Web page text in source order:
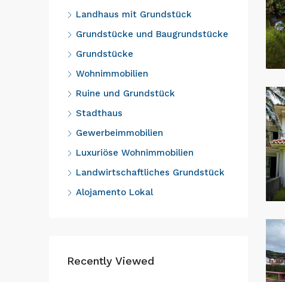
Landhaus mit Grundstück
Grundstücke und Baugrundstücke
Grundstücke
Wohnimmobilien
Ruine und Grundstück
Stadthaus
Gewerbeimmobilien
Luxuriöse Wohnimmobilien
Landwirtschaftliches Grundstück
Alojamento Lokal
Recently Viewed